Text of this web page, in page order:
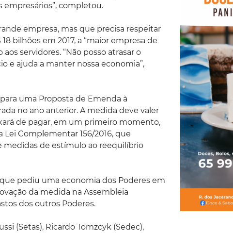
completou.
empresa, mas que precisa respeitar
bilhões em 2017, a “maior empresa de
servidores. “Não posso atrasar o
e ajuda a manter nossa economia”,
uma Proposta de Emenda à
no ano anterior. A medida deve valer
de pagar, em um primeiro momento,
Complementar 156/2016, que
medidas de estímulo ao reequilíbrio
pediu uma economia dos Poderes em
da medida na Assembleia
dos outros Poderes.
(Setas), Ricardo Tomzcyk (Sedec),